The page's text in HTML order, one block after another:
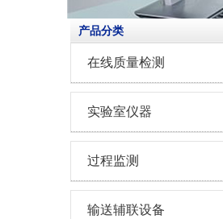
产品分类
在线质量检测
实验室仪器
过程监测
输送辅联设备